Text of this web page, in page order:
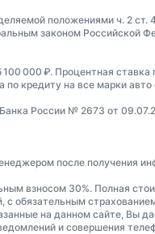
положениями ч. 2
законом Российской
000 ₽. Процентная
кредиту на все марки
Банка России № 2673 от
после получения
взносом 30%. Полная
обязательным
на данном сайте, Вы
и совершения